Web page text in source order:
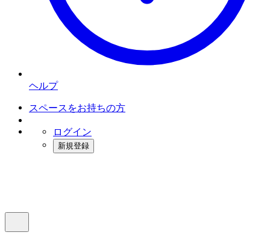
ヘルプ
スペースをお持ちの方
ログイン
新規登録